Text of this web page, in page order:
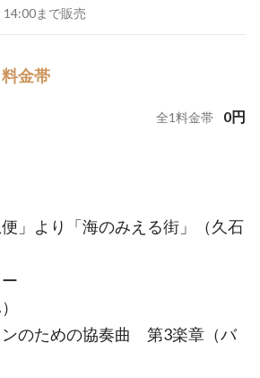
まで販売
金帯
全1料金帯 0円
」より「海のみえる街」（久石
ンのための協奏曲 第3楽章（バ